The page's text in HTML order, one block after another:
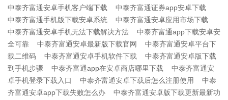
中泰齐富通安卓手机客户端下载
中泰齐富通证券app安卓下载
中泰齐富通手机版下载安卓系统
中泰齐富通安卓应用市场下载
中泰齐富通安卓手机无法下载解决方法
中泰齐富通app下载安卓安
全可靠
中泰齐富通安卓最新版下载官网
中泰齐富通安卓平台下
载二维码
中泰齐富通安卓手机软件下载
中泰齐富通安卓版下载
到手机步骤
中泰齐富通app在安卓商店哪里下载
中泰齐富通安
卓手机登录下载入口
中泰齐富通安卓下载后怎么注册使用
中泰
齐富通安卓app下载失败怎么办
中泰齐富通安卓版下载更新最新功